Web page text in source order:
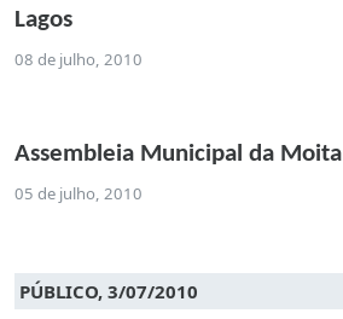
Lagos
08 de julho, 2010
Assembleia Municipal da Moita
05 de julho, 2010
PÚBLICO, 3/07/2010